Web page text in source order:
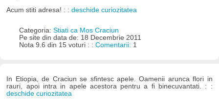
Acum stiti adresa! : :deschide curiozitatea
Categoria: Stiati ca Mos Craciun
Pe site din data de: 18 Decembrie 2011
Nota 9.6 din 15 voturi : : Comentarii: 1
In Etiopia, de Craciun se sfintesc apele. Oamenii arunca flori in
rauri, apoi intra in apele acestora pentru a fi binecuvantati. : :
deschide curiozitatea